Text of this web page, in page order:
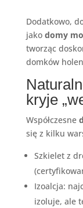
Dodatkowo,
jako domy
tworząc
domków
kryje
Współczesne
się z kilku
Szkielet z
Izoalcja:
izoluje, ale